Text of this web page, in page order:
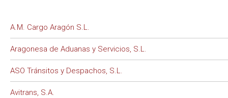
A.M. Cargo Aragón S.L.
Aragonesa de Aduanas y Servicios, S.L.
ASO Tránsitos y Despachos, S.L.
Avitrans, S.A.